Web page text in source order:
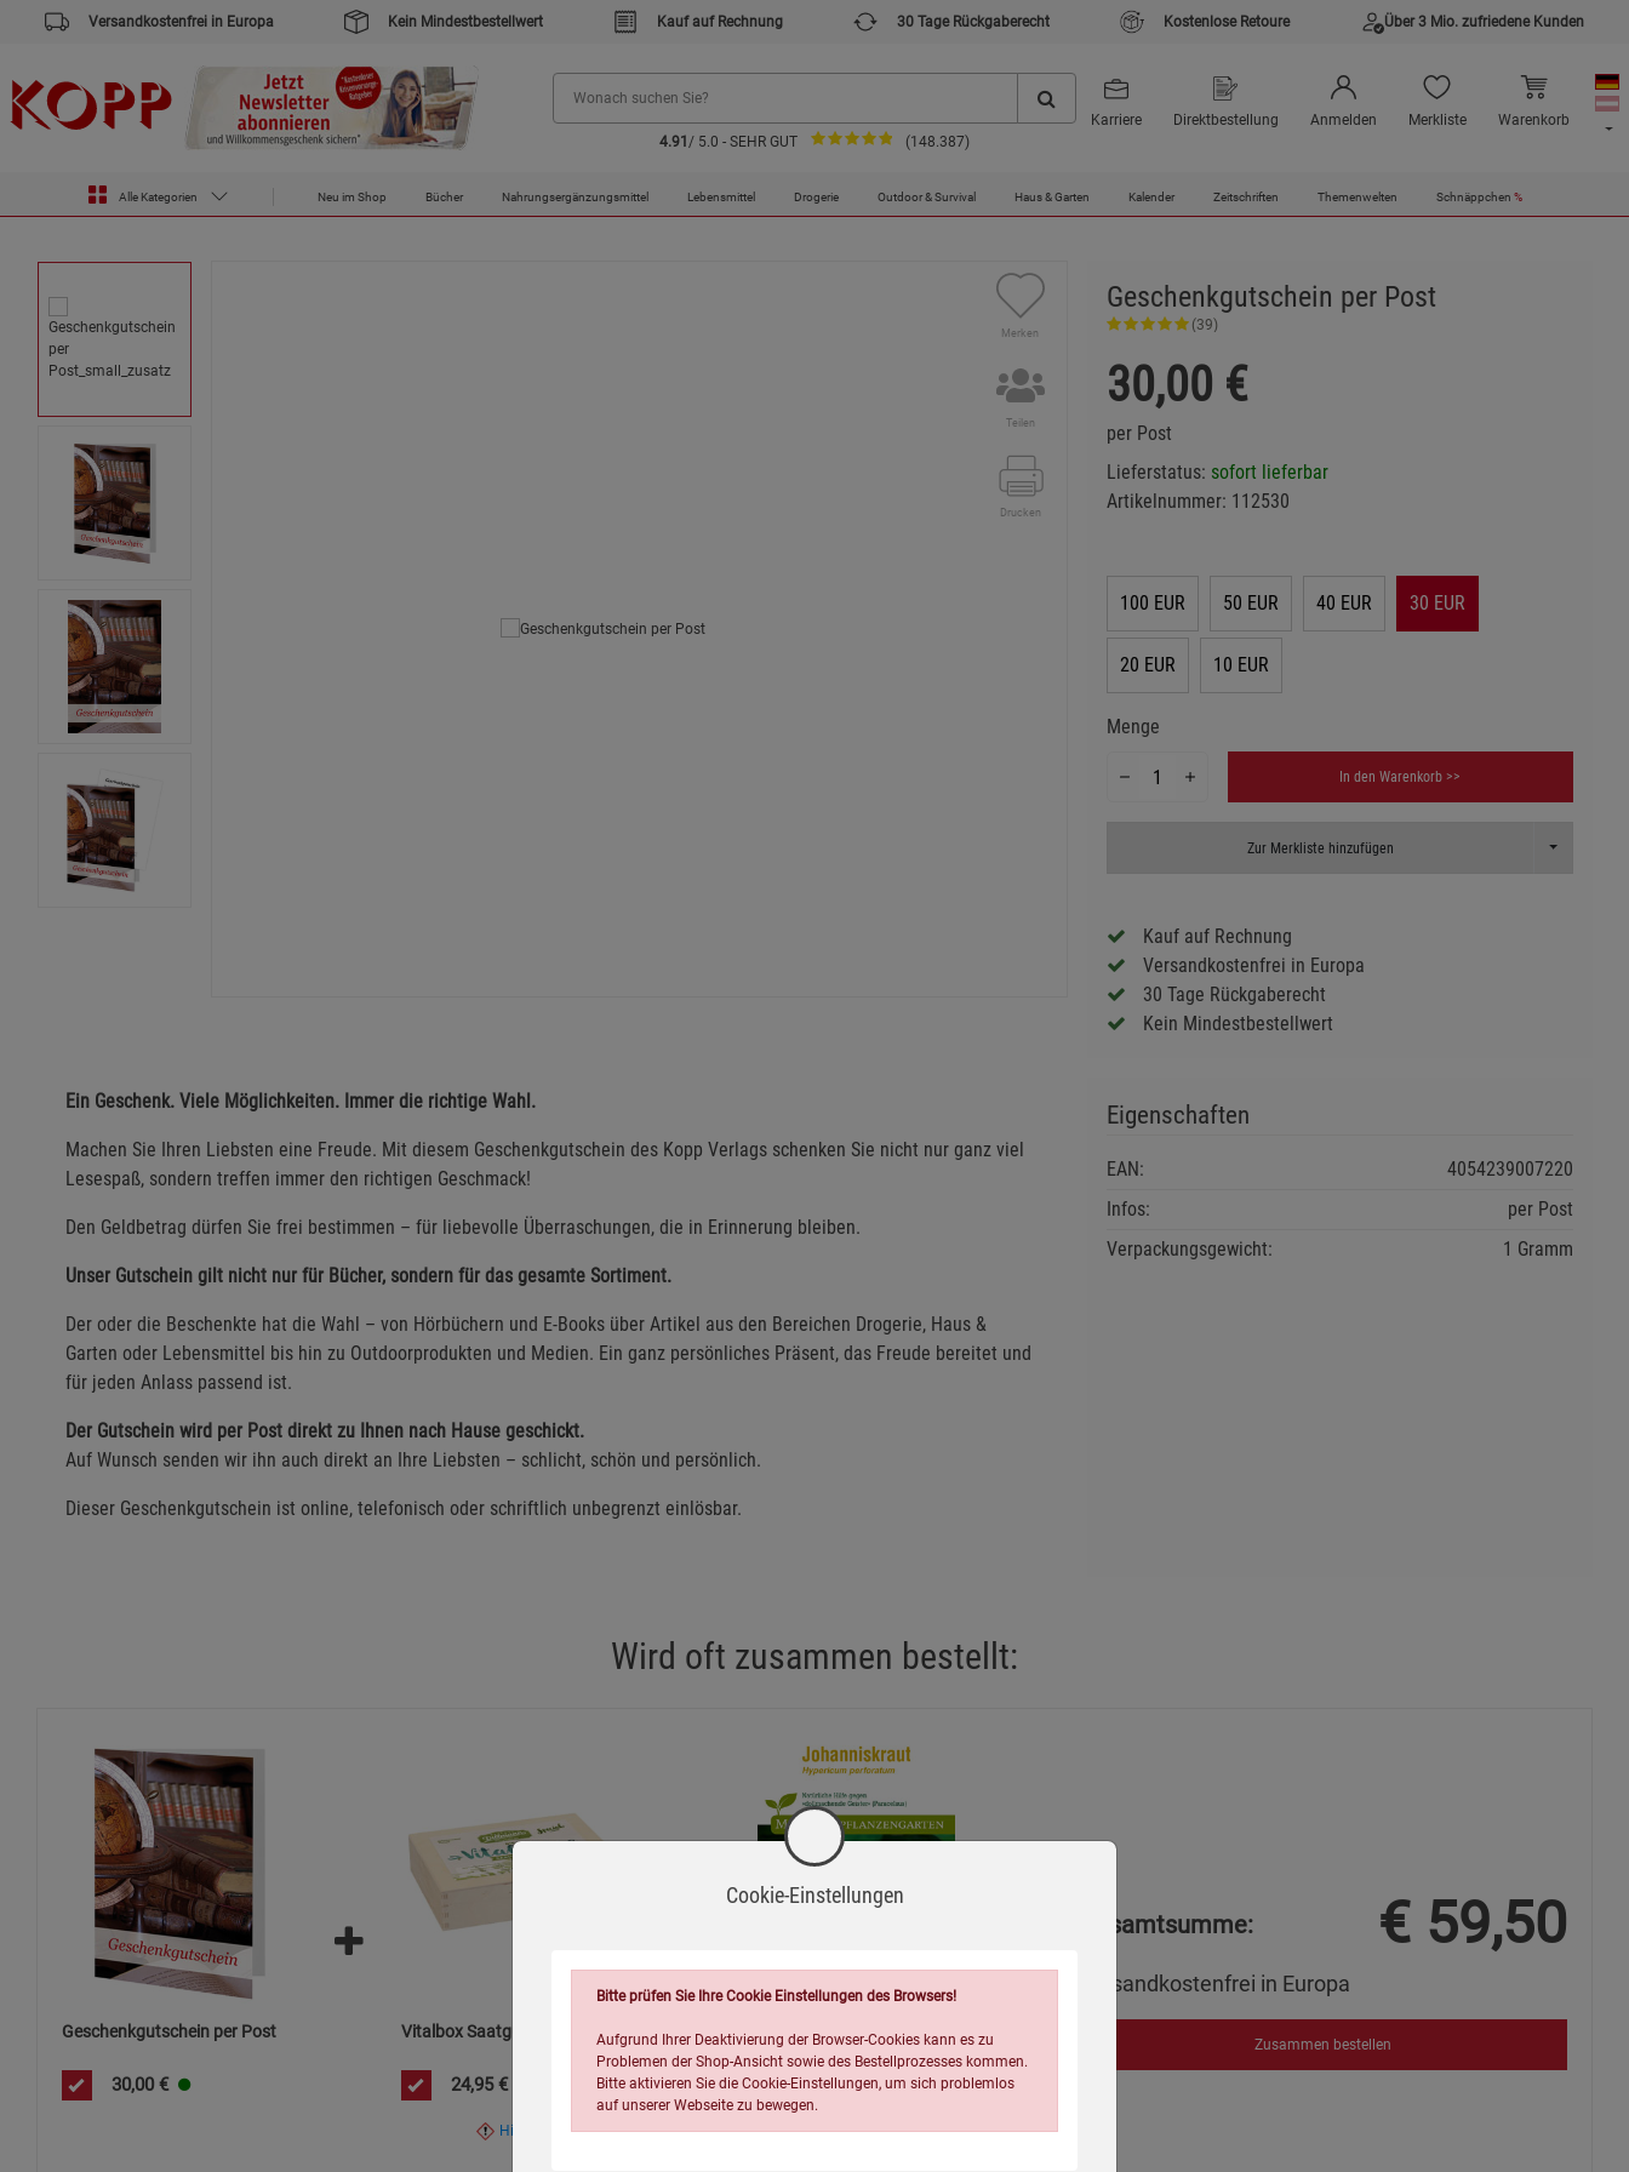
Versandkostenfrei in Europa Kein Mindestbestellwert Kauf auf Rechnung 30 Tage Rückgaberecht Kostenlose Retoure Über 3 Mio. zufriedene Kunden
4.91 / 5.0 - SEHR GUT (148.387)
Karriere Direktbestellung Anmelden Merkliste Warenkorb
Alle Kategorien Neu im Shop Bücher Nahrungsergänzungsmittel Lebensmittel Drogerie Outdoor & Survival Haus & Garten Kalender Zeitschriften Themenwelten Schnäppchen %
Zur Startseite des Kopp Verlag Online-Shop
Gutscheine Geschenkgutschein per Post
Merken
Teilen
Drucken
Geschenkgutschein per Post
(39)
30,00 €
per Post
Lieferstatus: sofort lieferbar
Artikelnummer: 112530
100 EUR 50 EUR 40 EUR 30 EUR
20 EUR 10 EUR
Menge
In den Warenkorb >>
Zur Merkliste hinzufügen Toggle
Kauf auf Rechnung
Versandkostenfrei in Europa
30 Tage Rückgaberecht
Kein Mindestbestellwert
Ein Geschenk. Viele Möglichkeiten. Immer die richtige Wahl.
Machen Sie Ihren Liebsten eine Freude. Mit diesem Geschenkgutschein des Kopp Verlags schenken Sie nicht nur ganz viel
Lesespaß, sondern treffen immer den richtigen Geschmack!
Den Geldbetrag dürfen Sie frei bestimmen – für liebevolle Überraschungen, die in Erinnerung bleiben.
Unser Gutschein gilt nicht nur für Bücher, sondern für das gesamte Sortiment.
Der oder die Beschenkte hat die Wahl – von Hörbüchern und E-Books über Artikel aus den Bereichen Drogerie, Haus &
Garten oder Lebensmittel bis hin zu Outdoorprodukten und Medien. Ein ganz persönliches Präsent, das Freude bereitet und
für jeden Anlass passend ist.
Der Gutschein wird per Post direkt zu Ihnen nach Hause geschickt.
Auf Wunsch senden wir ihn auch direkt an Ihre Liebsten – schlicht, schön und persönlich.
Dieser Geschenkgutschein ist online, telefonisch oder schriftlich unbegrenzt einlösbar.
Eigenschaften
EAN:
4054239007220
Infos:
per Post
Verpackungsgewicht:
1 Gramm
Wird oft zusammen bestellt:
Geschenkgutschein per Post
30,00 €
Vitalbox Saatgut-Box S
24,95 €
Hinweise
Johanniskraut - Mein
Heilpflanzengarten
4,55 €
Hinweise
Gesamtsumme: € 59,50
Versandkostenfrei in Europa
Zusammen bestellen
Cookie-Einstellungen
Bitte prüfen Sie Ihre Cookie Einstellungen des Browsers!
Aufgrund Ihrer Deaktivierung der Browser-Cookies kann es zu
Problemen der Shop-Ansicht sowie des Bestellprozesses kommen.
Bitte aktivieren Sie die Cookie-Einstellungen, um sich problemlos
auf unserer Webseite zu bewegen.